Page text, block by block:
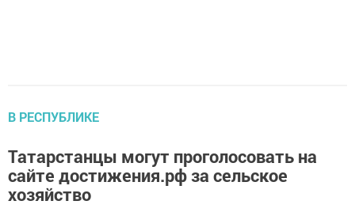
В РЕСПУБЛИКЕ
Татарстанцы могут проголосовать на
сайте достижения.рф за сельское
хозяйство